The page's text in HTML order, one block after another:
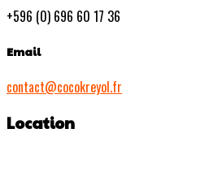
+596 (0) 696 60 17 36
Email
contact@cocokreyol.fr
Location